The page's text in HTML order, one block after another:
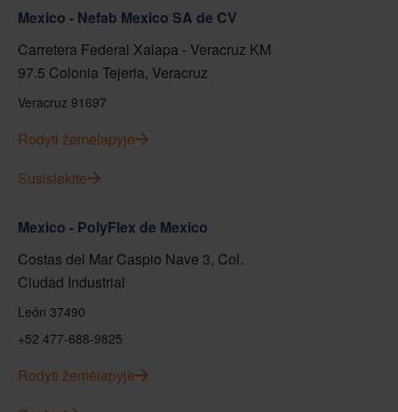
Mexico - Nefab Mexico SA de CV
Carretera Federal Xalapa - Veracruz KM
97.5 Colonia Tejeria, Veracruz
Veracruz 91697
Rodyti žemėlapyje
Susisiekite
Mexico - PolyFlex de Mexico
Costas del Mar Caspio Nave 3, Col.
Ciudad Industrial
León 37490
+52 477-688-9825
Rodyti žemėlapyje